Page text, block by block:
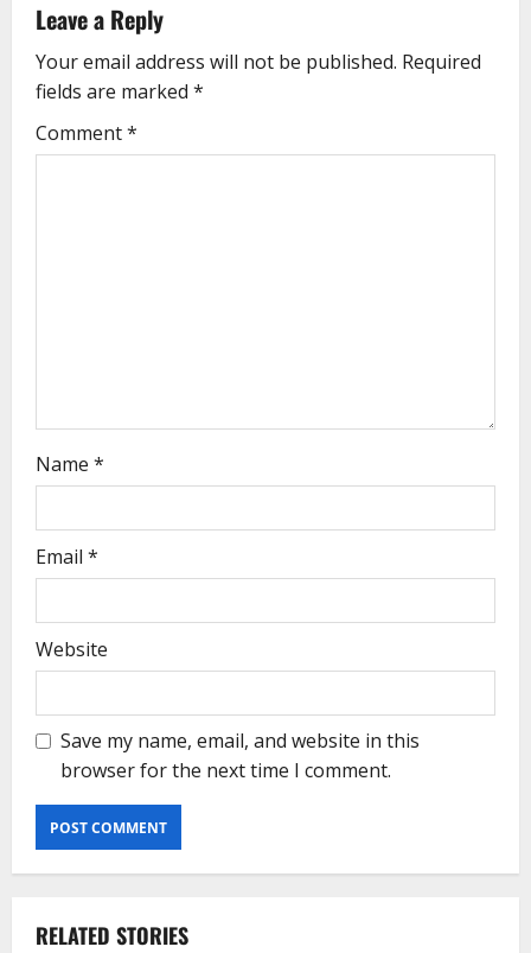
Leave a Reply
Your email address will not be published. Required
fields are marked *
Comment*
Name *
Email *
Website
Save my name, email, and website in this
browser for the next time I comment.
RELATED STORIES